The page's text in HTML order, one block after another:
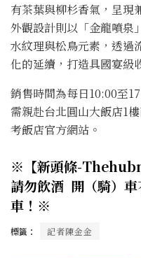
有茶葉與柳杉香氣，呈現
外觀設計則以「金龍噴泉
水紋理與松鳥元素，透過
化的延續，打造具國宴級
銷售時間為每日10:00至
需親赴台北圓山大飯店1
考飯店官方網站。
※【新頭條-
請勿飲酒 開（騎）
車！※
標籤： 記者陳金金